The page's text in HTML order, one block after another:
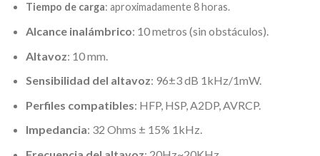
Tiempo de carga: aproximadamente 8 horas.
Alcance inalámbrico: 10 metros (sin obstáculos).
Altavoz: 10 mm.
Sensibilidad del altavoz: 96±3 dB 1kHz/1mW.
Perfiles compatibles: HFP, HSP, A2DP, AVRCP.
Impedancia: 32 Ohms ± 15% 1kHz.